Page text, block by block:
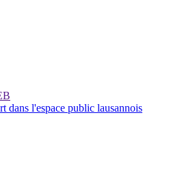
dans l'espace public lausannois